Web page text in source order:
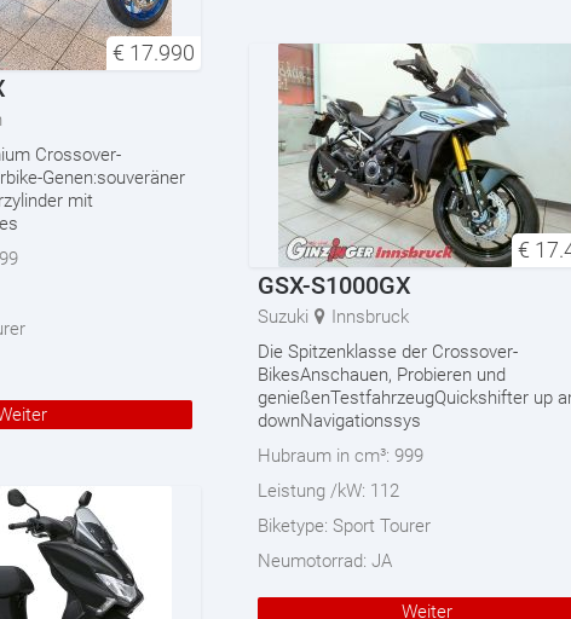
€ 17.990
Crossover-
Genen:souveräner
mit
€
GSX-S1000GX
Suzuki
Innsbruck
Die Spitzenklasse der Crossover-
BikesAnschauen, Probieren und
genießenTestfahrzeugQuickshifter up
downNavigationssys
Hubraum in cm³: 999
Leistung /kW: 112
Biketype: Sport Tourer
Neumotorrad: JA
Weiter